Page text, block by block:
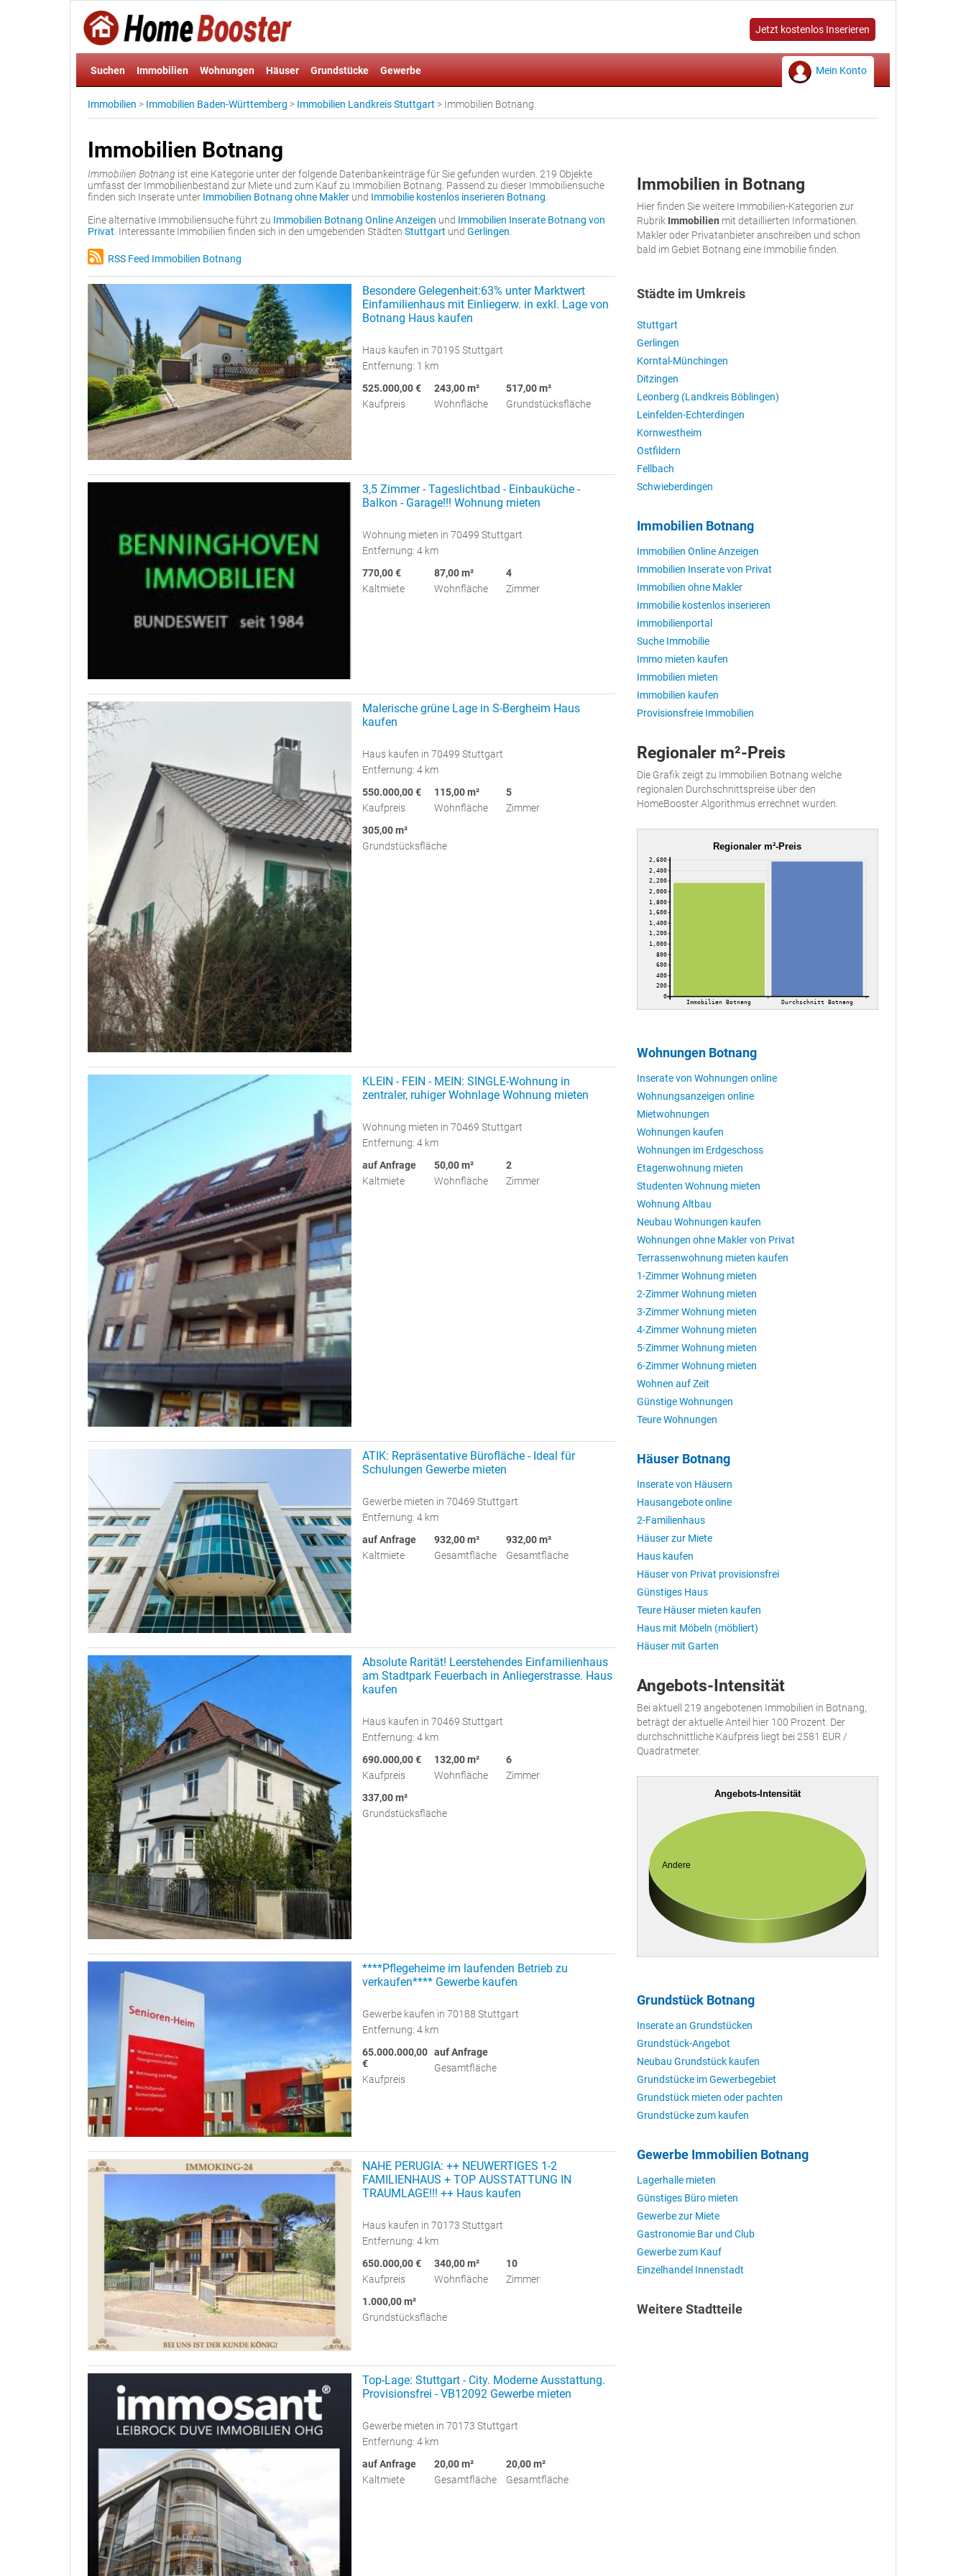
Jetzt kostenlos Inserieren
Suchen Immobilien Wohnungen Häuser Grundstücke Gewerbe Mein Konto
Immobilien > Immobilien Baden-Württemberg > Immobilien Landkreis Stuttgart > Immobilien Botnang
Immobilien Botnang
Immobilien Botnang ist eine Kategorie unter der folgende Datenbankeinträge für Sie gefunden wurden. 219 Objekte
umfasst der Immobilienbestand zur Miete und zum Kauf zu Immobilien Botnang. Passend zu dieser Immobiliensuche
finden sich Inserate unter Immobilien Botnang ohne Makler und Immobilie kostenlos inserieren Botnang
Eine alternative Immobiliensuche führt zu Immobilien Botnang Online Anzeigen und Immobilien Inserate Botnang von
Privat . Interessante Immobilien finden sich in den umgebenden Städten Stuttgart und Gerlingen
RSS Feed Immobilien Botnang
Besondere Gelegenheit:63% unter Marktwert
Einfamilienhaus mit Einliegerw. in exkl. Lage von
Botnang Haus kaufen
Haus kaufen in 70195 Stuttgart
Entfernung: 1 km
525.000,00 €
Kaufpreis
243,00 m²
Wohnfläche
517,00 m²
Grundstücksfläche
3,5 Zimmer - Tageslichtbad - Einbauküche -
Balkon - Garage!!! Wohnung mieten
Wohnung mieten in 70499 Stuttgart
Entfernung: 4 km
770,00 €
Kaltmiete
87,00 m²
Wohnfläche
4
Zimmer
Malerische grüne Lage in S-Bergheim Haus
kaufen
Haus kaufen in 70499 Stuttgart
Entfernung: 4 km
550.000,00 €
Kaufpreis
115,00 m²
Wohnfläche
5
Zimmer
305,00 m²
Grundstücksfläche
KLEIN - FEIN - MEIN: SINGLE-Wohnung in
zentraler, ruhiger Wohnlage Wohnung mieten
Wohnung mieten in 70469 Stuttgart
Entfernung: 4 km
auf Anfrage
Kaltmiete
50,00 m²
Wohnfläche
2
Zimmer
ATIK: Repräsentative Bürofläche - Ideal für
Schulungen Gewerbe mieten
Gewerbe mieten in 70469 Stuttgart
Entfernung: 4 km
auf Anfrage
Kaltmiete
932,00 m²
Gesamtfläche
932,00 m²
Gesamtfläche
Absolute Rarität! Leerstehendes Einfamilienhaus
am Stadtpark Feuerbach in Anliegerstrasse. Haus
kaufen
Haus kaufen in 70469 Stuttgart
Entfernung: 4 km
690.000,00 €
Kaufpreis
132,00 m²
Wohnfläche
6
Zimmer
337,00 m²
Grundstücksfläche
****Pflegeheime im laufenden Betrieb zu
verkaufen**** Gewerbe kaufen
Gewerbe kaufen in 70188 Stuttgart
Entfernung: 4 km
65.000.000,00
€
Kaufpreis
auf Anfrage
Gesamtfläche
NAHE PERUGIA: ++ NEUWERTIGES 1-2
FAMILIENHAUS + TOP AUSSTATTUNG IN
TRAUMLAGE!!! ++ Haus kaufen
Haus kaufen in 70173 Stuttgart
Entfernung: 4 km
650.000,00 €
Kaufpreis
340,00 m²
Wohnfläche
10
Zimmer
1.000,00 m²
Grundstücksfläche
Top-Lage: Stuttgart - City. Moderne Ausstattung.
Provisionsfrei - VB12092 Gewerbe mieten
Gewerbe mieten in 70173 Stuttgart
Entfernung: 4 km
auf Anfrage
Kaltmiete
20,00 m²
Gesamtfläche
20,00 m²
Gesamtfläche
Immobilien in Botnang
Hier finden Sie weitere Immobilien-Kategorien zur
Rubrik Immobilien mit detaillierten Informationen.
Makler oder Privatanbieter anschreiben und schon
bald im Gebiet Botnang eine Immobilie finden.
Städte im Umkreis
Stuttgart
Gerlingen
Korntal-Münchingen
Ditzingen
Leonberg (Landkreis Böblingen)
Leinfelden-Echterdingen
Kornwestheim
Ostfildern
Fellbach
Schwieberdingen
Immobilien Botnang
Immobilien Online Anzeigen
Immobilien Inserate von Privat
Immobilien ohne Makler
Immobilie kostenlos inserieren
Immobilienportal
Suche Immobilie
Immo mieten kaufen
Immobilien mieten
Immobilien kaufen
Provisionsfreie Immobilien
Regionaler m²-Preis
Die Grafik zeigt zu Immobilien Botnang welche
regionalen Durchschnittspreise über den
HomeBooster Algorithmus errechnet wurden.
Regionaler m²-Preis
0
200
400
600
800
1,000
1,200
1,400
1,600
1,800
2,000
2,200
2,400
2,600
Immobilien Botnang Durchschnitt Botnang
Wohnungen Botnang
Inserate von Wohnungen online
Wohnungsanzeigen online
Mietwohnungen
Wohnungen kaufen
Wohnungen im Erdgeschoss
Etagenwohnung mieten
Studenten Wohnung mieten
Wohnung Altbau
Neubau Wohnungen kaufen
Wohnungen ohne Makler von Privat
Terrassenwohnung mieten kaufen
1-Zimmer Wohnung mieten
2-Zimmer Wohnung mieten
3-Zimmer Wohnung mieten
4-Zimmer Wohnung mieten
5-Zimmer Wohnung mieten
6-Zimmer Wohnung mieten
Wohnen auf Zeit
Günstige Wohnungen
Teure Wohnungen
Häuser Botnang
Inserate von Häusern
Hausangebote online
2-Familienhaus
Häuser zur Miete
Haus kaufen
Häuser von Privat provisionsfrei
Günstiges Haus
Teure Häuser mieten kaufen
Haus mit Möbeln (möbliert)
Häuser mit Garten
Angebots-Intensität
Bei aktuell 219 angebotenen Immobilien in Botnang,
beträgt der aktuelle Anteil hier 100 Prozent. Der
durchschnittliche Kaufpreis liegt bei 2581 EUR /
Quadratmeter.
Angebots-Intensität
Andere
Grundstück Botnang
Inserate an Grundstücken
Grundstück-Angebot
Neubau Grundstück kaufen
Grundstücke im Gewerbegebiet
Grundstück mieten oder pachten
Grundstücke zum kaufen
Gewerbe Immobilien Botnang
Lagerhalle mieten
Günstiges Büro mieten
Gewerbe zur Miete
Gastronomie Bar und Club
Gewerbe zum Kauf
Einzelhandel Innenstadt
Weitere Stadtteile